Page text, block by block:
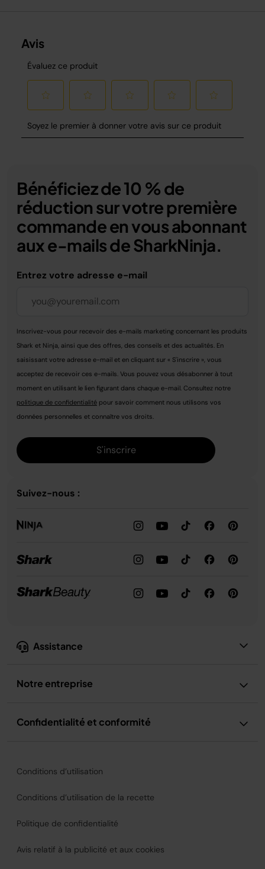
Assistance
Notre entreprise
Confidentialité et conformité
Bénéficiez de 10 % de
réduction sur votre première
commande en vous abonnant
aux e-mails de SharkNinja.
Entrez votre adresse e-mail
Inscrivez-vous pour recevoir des e-mails marketing concernant les produits
Shark et Ninja, ainsi que des offres, des conseils et des actualités. En
saisissant votre adresse e-mail et en cliquant sur « S'inscrire », vous
acceptez de recevoir ces e-mails. Vous pouvez vous désabonner à tout
moment en utilisant le lien figurant dans chaque e-mail. Consultez notre
politique de confidentialité pour savoir comment nous utilisons vos
données personnelles et connaître vos droits.
S'inscrire
Suivez-nous :
Conditions d’utilisation
Conditions d’utilisation de la recette
Politique de confidentialité
Avis relatif à la publicité et aux cookies